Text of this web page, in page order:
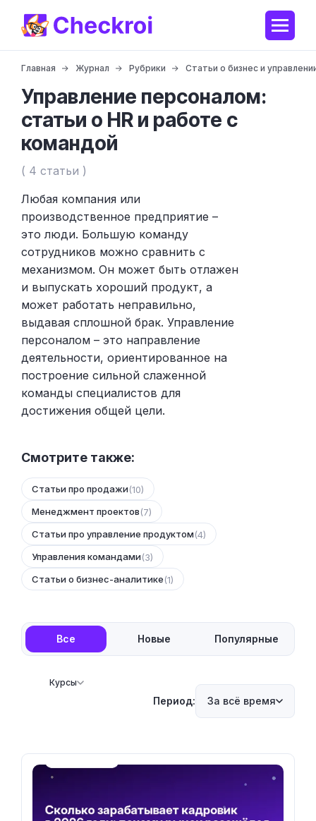
Главная Журнал Рубрики Статьи о бизнес и
Управление персоналом:
статьи о HR и работе с
командой
( 4 статьи )
Любая компания или
производственное предприятие –
это люди. Большую команду
сотрудников можно сравнить с
механизмом. Он может быть отлажен
и выпускать хороший продукт, а
может работать неправильно,
выдавая сплошной брак. Управление
персоналом – это направление
деятельности, ориентированное на
построение сильной слаженной
команды специалистов для
достижения общей цели.
Смотрите также:
Статьи про продажи(10)
Менеджмент проектов(7)
Статьи про управление продуктом(4)
Управления командами(3)
Статьи о бизнес-аналитике(1)
Все Новые Популярные
Курсы
Период: За всё время